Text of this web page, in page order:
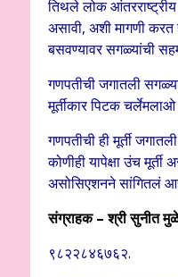
तिथले लोक आंतरराष्ट्रीय
असावी, अशी मागणी करत
बसवण्यावर सगळ्यांची
गणपतीची जगातली
मूर्तीकार पिटक
गणपतीची ही मूर्ती
कोणीही यापेक्षा उंच
असोसिएशनने सांगितलं
संग्राहक – श्री सुनीत
९८२२८४६७६२.